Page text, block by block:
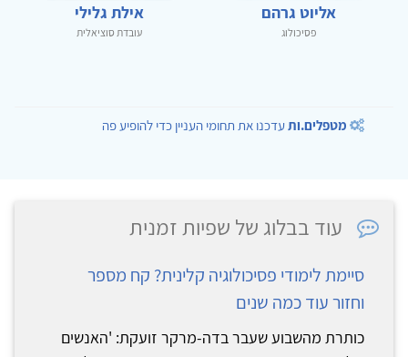
אליוט גרהם
פסיכולוג
אילת גלילי
עובדת סוציאלית
מטפלים.ותעדכנו את תחומי העניין כדי להופיע פה
עוד בבלוג של שפיות זמנית
סיימת לימודי פסיכולוגיה קלינית? קח מספר
וחזור עוד כמה שנים
כותרת מהשבוע שעבר בדה-מרקר זועקת: 'האנשים